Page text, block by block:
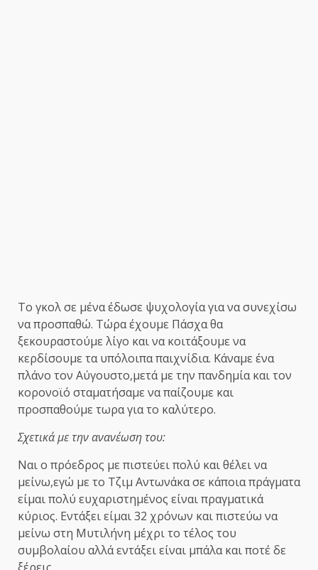
Το γκολ σε μένα έδωσε ψυχολογία για να συνεχίσω
να προσπαθώ. Τώρα έχουμε Πάσχα θα
ξεκουραστούμε λίγο και να κοιτάξουμε να
κερδίσουμε τα υπόλοιπα παιχνίδια. Κάναμε ένα
πλάνο τον Αύγουστο,μετά με την πανδημία και τον
κορονοϊό σταματήσαμε να παίζουμε και
προσπαθούμε τωρα για το καλύτερο.
Σχετικά με την ανανέωση του:
Ναι ο πρόεδρος με πιστεύει πολύ και θέλει να
μείνω,εγώ με το Τζιμ Αντωνάκα σε κάποια πράγματα
είμαι πολύ ευχαριστημένος είναι πραγματικά
κύριος. Εντάξει είμαι 32 χρόνων και πιστεύω να
μείνω στη Μυτιλήνη μέχρι το τέλος του
συμβολαίου αλλά εντάξει είναι μπάλα και ποτέ δε